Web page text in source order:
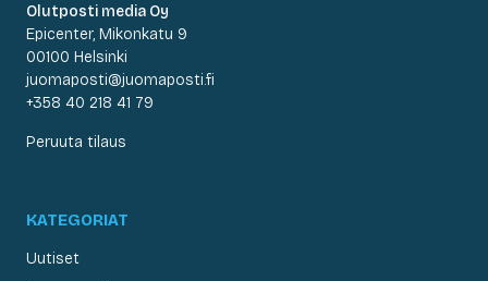
Olutposti media Oy
Epicenter, Mikonkatu 9
00100 Helsinki
juomaposti@juomaposti.fi
+358 40 218 41 79
Peruuta tilaus
KATEGORIAT
Uutiset